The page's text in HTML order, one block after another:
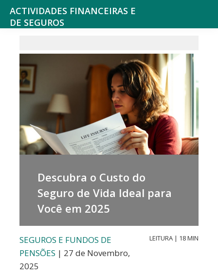
ACTIVIDADES FINANCEIRAS E
DE SEGUROS
outros
serviços
Financeiros,
Seguros
Fundos
Pensões,
Valores,
Contabilidade,
Creditos
Descubra o Custo do
Seguro de Vida Ideal para
Você em 2025
SEGUROS E FUNDOS DE
PENSÕES | 27 de Novembro,
2025
LEITURA | 18 MIN